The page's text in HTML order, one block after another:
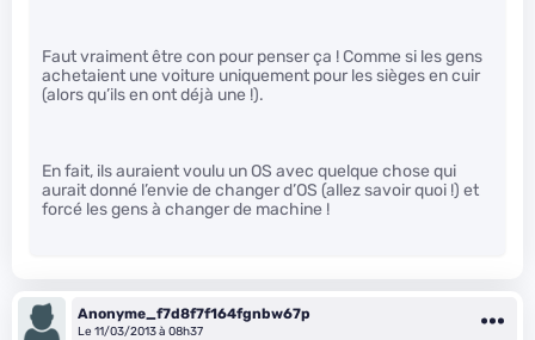
Faut vraiment être con pour penser ça ! Comme si les gens
achetaient une voiture uniquement pour les sièges en cuir
(alors qu’ils en ont déjà une !).
En fait, ils auraient voulu un OS avec quelque chose qui
aurait donné l’envie de changer d’OS (allez savoir quoi !) et
forcé les gens à changer de machine !
Anonyme_f7d8f7f164fgnbw67p
Le 11/03/2013 à 08h37